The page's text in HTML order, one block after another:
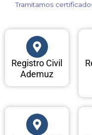
Tramitamos
Registro Civil
Ademuz